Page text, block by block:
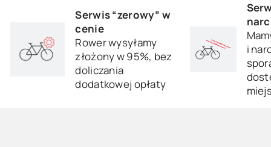
Serwis “zerowy” w
cenie
Rower wysyłamy
złożony w 95%, bez
doliczania
dodatkowej opłaty
i